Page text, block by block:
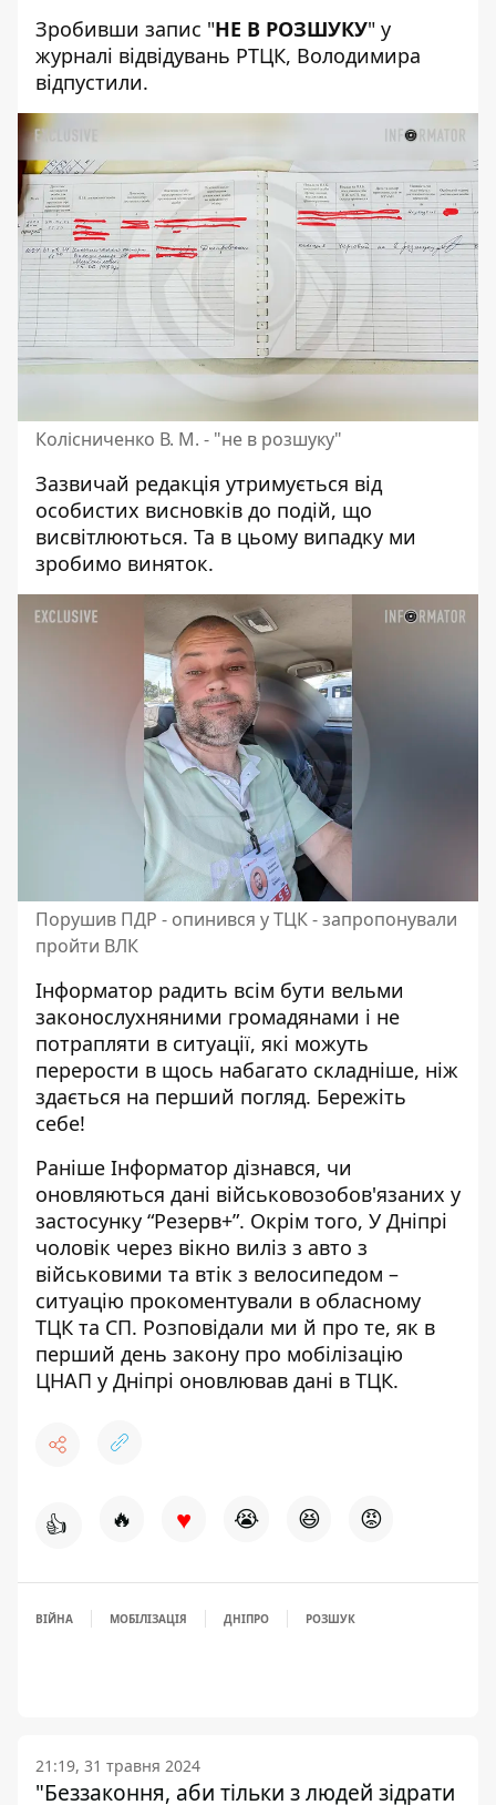
Зробивши запис "НЕ В РОЗШУКУ" у
журналі відвідувань РТЦК, Володимира
відпустили.
Колісниченко В. М. - "не в розшуку"
Зазвичай редакція утримується від
особистих висновків до подій, що
висвітлюються. Та в цьому випадку ми
зробимо виняток.
Порушив ПДР - опинився у ТЦК - запропонували
пройти ВЛК
Інформатор радить всім бути вельми
законослухняними громадянами і не
потрапляти в ситуації, які можуть
перерости в щось набагато складніше, ніж
здається на перший погляд. Бережіть
себе!
Раніше Інформатор дізнався, чи
оновляються дані військовозобов'язаних у
застосунку “Резерв+”. Окрім того, У Дніпрі
чоловік через вікно виліз з авто з
військовими та втік з велосипедом –
ситуацію прокоментували в обласному
ТЦК та СП. Розповідали ми й про те, як в
перший день закону про мобілізацію
ЦНАП у Дніпрі оновлював дані в ТЦК.
👍 🔥 ♥ 😭 😆 😡
ВІЙНА МОБІЛІЗАЦІЯ ДНІПРО РОЗШУК
21:19, 31 травня 2024
"Беззаконня, аби тільки з людей зідрати